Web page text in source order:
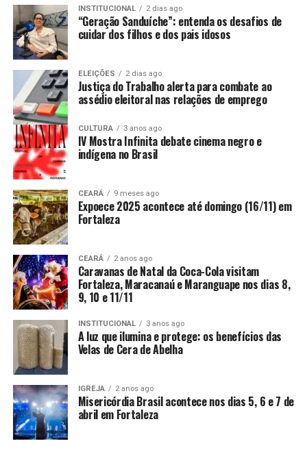
INSTITUCIONAL 2 dias ago
“Geração Sanduíche”: entenda os desafios de
cuidar dos filhos e dos pais idosos
ELEIÇÕES 2 dias ago
Justiça do Trabalho alerta para combate ao
assédio eleitoral nas relações de emprego
CULTURA 3 anos ago
IV Mostra Infinita debate cinema negro e
indígena no Brasil
CEARÁ 9 meses ago
Expoece 2025 acontece até domingo (16/11) em
Fortaleza
CEARÁ 2 anos ago
Caravanas de Natal da Coca-Cola visitam
Fortaleza, Maracanaú e Maranguape nos dias 8,
9, 10 e 11/11
INSTITUCIONAL 3 anos ago
A luz que ilumina e protege: os benefícios das
Velas de Cera de Abelha
IGREJA 2 anos ago
Misericórdia Brasil acontece nos dias 5, 6 e 7 de
abril em Fortaleza